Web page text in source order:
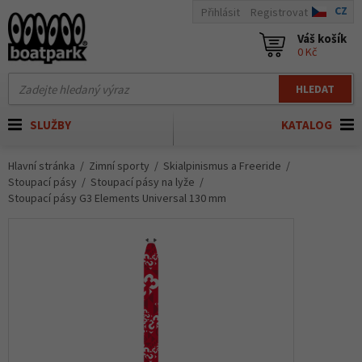
HLEDAT
Přihlásit Registrovat CZ
Váš košík
0 Kč
KATALOG
SLUŽBY
Hlavní stránka Zimní sporty
Skialpinismus a Freeride
Stoupací pásy
Stoupací pásy na lyže
Stoupací pásy G3 Elements Universal 130 mm